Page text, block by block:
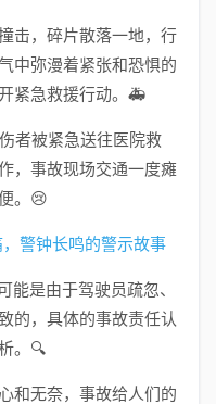
击，碎片散落一地，行
中弥漫着紧张和恐惧的
紧急救援行动。🚑
者被紧急送往医院救
，事故现场交通一度瘫
。😢
能是由于驾驶员疏忽、
的，具体的事故责任认
。🔍
和无奈，事故给人们的